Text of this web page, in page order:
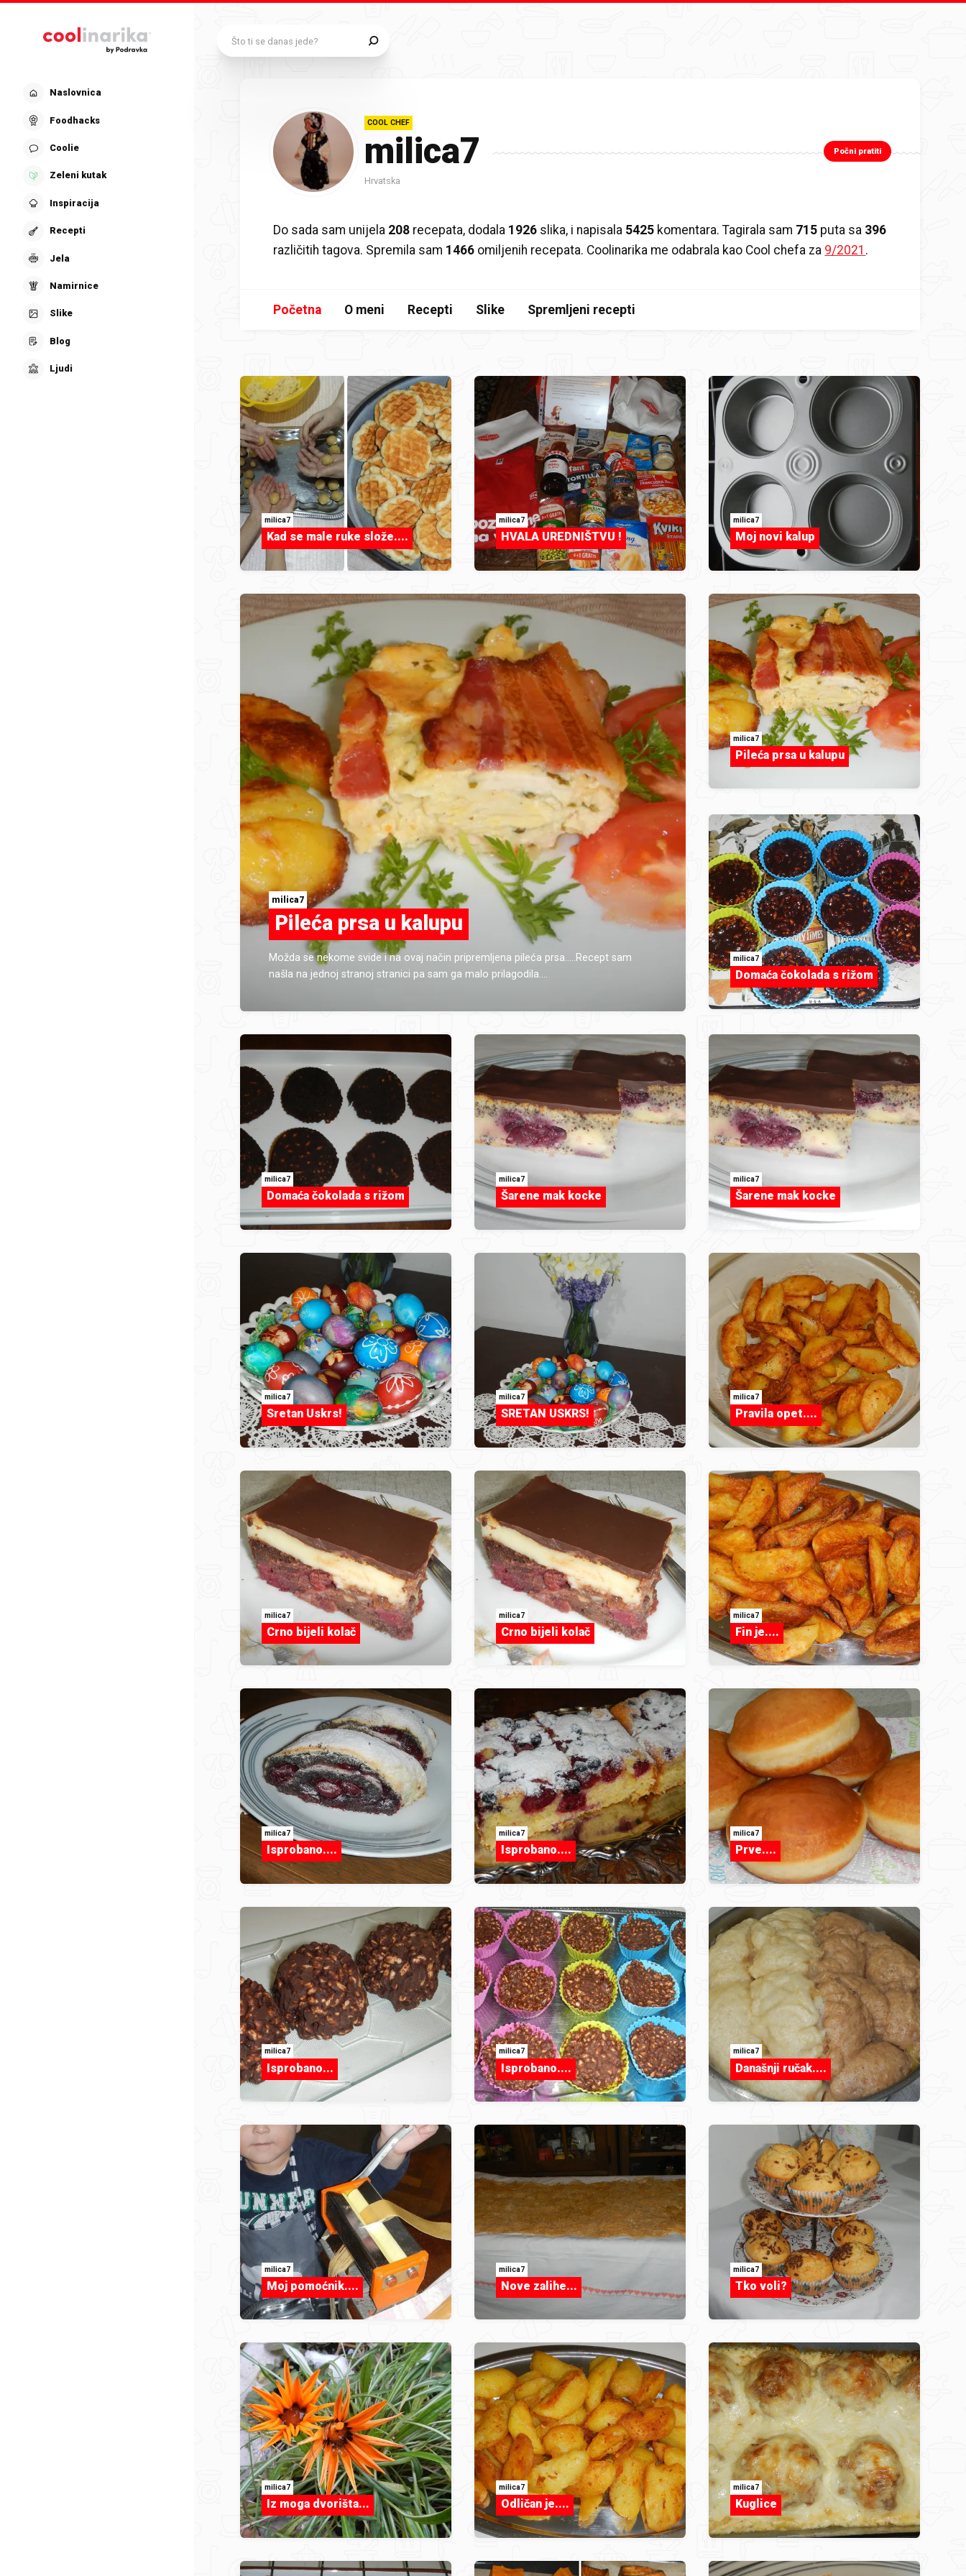
Naslovnica
Foodhacks
Coolie
Zeleni kutak
Inspiracija
Recepti
Jela
Namirnice
Slike
Blog
Ljudi
COOL CHEF
milica7
Hrvatska
Počni pratiti
Do sada sam unijela 208 recepata, dodala 1926 slika, i napisala 5425 komentara. Tagirala sam 715 puta sa 396
različitih tagova. Spremila sam 1466 omiljenih recepata. Coolinarika me odabrala kao Cool chefa za 9/2021 .
Početna O meni Recepti Slike Spremljeni recepti
milica7
Kad se male ruke slože....
milica7
HVALA UREDNIŠTVU !
milica7
Moj novi kalup
milica7
Pileća prsa u kalupu
Možda se nekome svide i na ovaj način pripremljena pileća prsa.....Recept sam
našla na jednoj stranoj stranici pa sam ga malo prilagodila....
milica7
Pileća prsa u kalupu
milica7
Domaća čokolada s rižom
milica7
Domaća čokolada s rižom
milica7
Šarene mak kocke
milica7
Šarene mak kocke
milica7
Sretan Uskrs!
milica7
SRETAN USKRS!
milica7
Pravila opet....
milica7
Crno bijeli kolač
milica7
Crno bijeli kolač
milica7
Fin je....
milica7
Isprobano....
milica7
Isprobano....
milica7
Prve....
milica7
Isprobano...
milica7
Isprobano....
milica7
Današnji ručak....
milica7
Moj pomoćnik....
milica7
Nove zalihe...
milica7
Tko voli?
milica7
Iz moga dvorišta...
milica7
Odličan je....
milica7
Kuglice
Što ti se danas jede?